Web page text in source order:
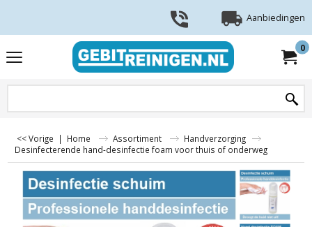
Aanbiedingen
0
<< Vorige | Home Assortiment
Handverzorging
Desinfecterende hand-desinfectie foam voor thuis of onderweg